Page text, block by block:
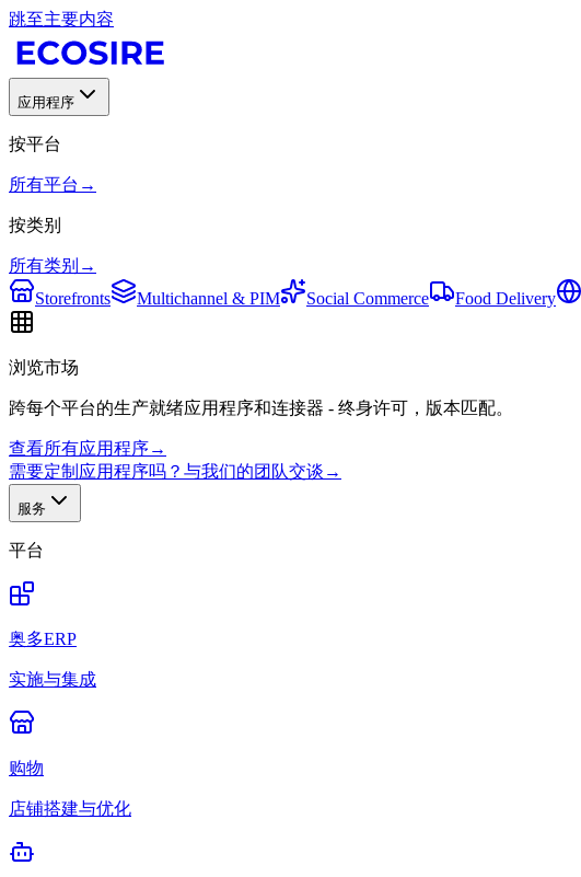
跳至主要内容
应用程序
按平台
所有平台 →
按类别
所有类别 →
Storefronts
Multichannel & PIM Social Commerce Food Delivery
浏览市场
跨每个平台的生产就绪应用程序和连接器 - 终身许可，版本匹配。
查看所有应用程序→
需要定制应用程序吗？与我们的团队交谈 →
服务
平台
奥多ERP
实施与集成
购物
店铺搭建与优化